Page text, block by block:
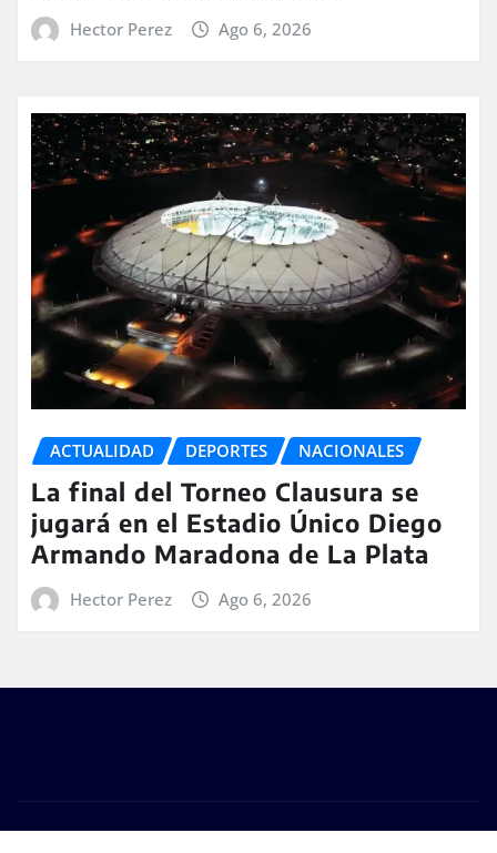
Hector Perez Ago 6, 2026
ACTUALIDAD DEPORTES NACIONALES
La final del Torneo Clausura se
jugará en el Estadio Único Diego
Armando Maradona de La Plata
Hector Perez Ago 6, 2026